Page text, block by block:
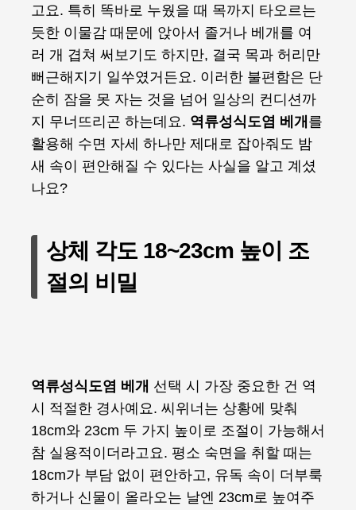
고요. 특히 똑바로 누웠을 때 목까지 타오르는
듯한 이물감 때문에 앉아서 졸거나 베개를 여
러 개 겹쳐 써보기도 하지만, 결국 목과 허리만
뻐근해지기 일쑤였거든요. 이러한 불편함은 단
순히 잠을 못 자는 것을 넘어 일상의 컨디션까
지 무너뜨리곤 하는데요. 역류성식도염 베개 를
활용해 수면 자세 하나만 제대로 잡아줘도 밤
새 속이 편안해질 수 있다는 사실을 알고 계셨
나요?
상체 각도 18~23cm 높이 조
절의 비밀
역류성식도염 베개 선택 시 가장 중요한 건 역
시 적절한 경사예요. 씨위너는 상황에 맞춰
18cm와 23cm 두 가지 높이로 조절이 가능해서
참 실용적이더라고요. 평소 숙면을 취할 때는
18cm가 부담 없이 편안하고, 유독 속이 더부룩
하거나 신물이 올라오는 날엔 23cm로 높여주